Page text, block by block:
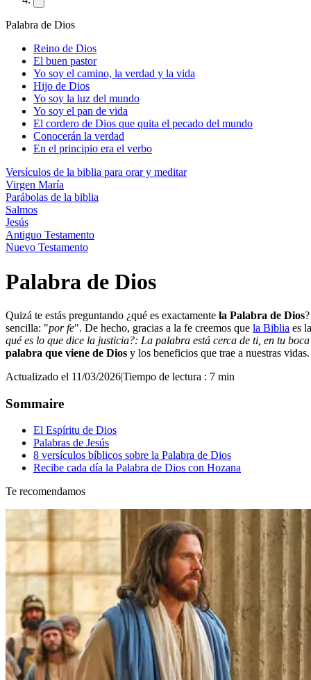
Palabra de Dios
Reino de Dios
El buen pastor
Yo soy el camino, la verdad y la vida
Hijo de Dios
Yo soy la luz del mundo
Yo soy el pan de vida
El cordero de Dios que quita el pecado del mundo
Conocerán la verdad
En el principio era el verbo
Versículos de la biblia para orar y meditar
Virgen María
Parábolas de la biblia
Salmos
Jesús
Antiguo Testamento
Nuevo Testamento
Palabra de Dios
Quizá te estás preguntando ¿qué es exactamente la Palabra de Dios
sencilla: "por fe". De hecho, gracias a la fe creemos que la Biblia es la
qué es lo que dice la justicia?: La palabra está cerca de ti, en tu
palabra que viene de Dios y los beneficios que trae a nuestras vidas.
Actualizado el 11/03/2026|Tiempo de lectura : 7 min
Sommaire
El Espíritu de Dios
Palabras de Jesús
8 versículos bíblicos sobre la Palabra de Dios
Recibe cada día la Palabra de Dios con Hozana
Te recomendamos